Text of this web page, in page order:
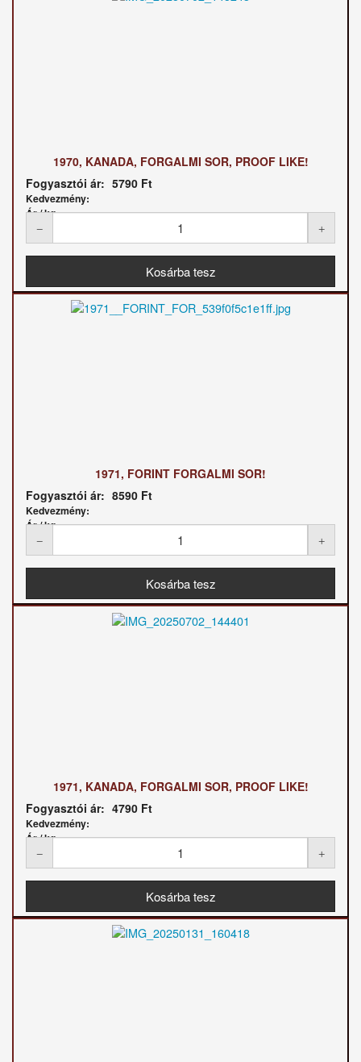
1970, KANADA, FORGALMI SOR, PROOF LIKE!
Fogyasztói ár: 5790 Ft
Kedvezmény:
Ár / kg:
1971, FORINT FORGALMI SOR!
Fogyasztói ár: 8590 Ft
Kedvezmény:
Ár / kg:
1971, KANADA, FORGALMI SOR, PROOF LIKE!
Fogyasztói ár: 4790 Ft
Kedvezmény:
Ár / kg: